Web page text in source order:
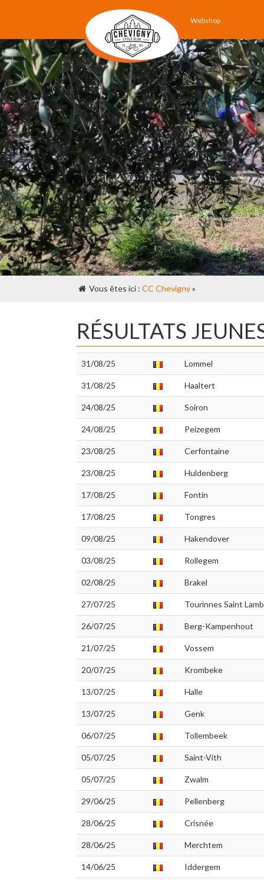
Webshop
Vous êtes ici : CC Chevigny»
RÉSULTATS
31/08/25 Lommel
31/08/25 Haaltert
24/08/25 Soiron
24/08/25 Peizegem
23/08/25 Cerfontaine
23/08/25 Huldenberg
17/08/25 Fontin
17/08/25 Tongres
09/08/25 Hakendover
03/08/25 Rollegem
02/08/25 Brakel
27/07/25 Tourinnes Saint
26/07/25 Berg-Kampenhout
21/07/25 Vossem
20/07/25 Krombeke
13/07/25 Halle
13/07/25 Genk
06/07/25 Tollembeek
05/07/25 Saint-Vith
05/07/25 Zwalm
29/06/25 Pellenberg
28/06/25 Crisnée
28/06/25 Merchtem
14/06/25 Iddergem